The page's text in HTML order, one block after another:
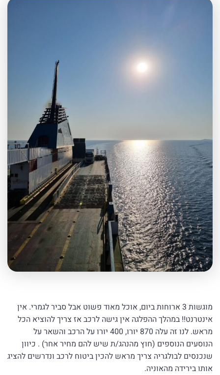
מוגשות 3 ארוחות ביום, אוכל מאוד פשוט אבל סביר לגמרי. אין
אינטרנט!! במהלך ההפלגה אין גישה לרכב אז צריך להוציא הכל
מראש. לנו זה עלה 870 יורו, 400 יורו על הרכב והשאר על
הנוסעים הנוספים (חוץ מהנהג/ת שיש להם מחיר אחר) . כיוון
שנכנסים לבולגריה צריך מראש להכין ביטוח לרכב ונדרשים להציג
אותו בירידה מהאוניה.